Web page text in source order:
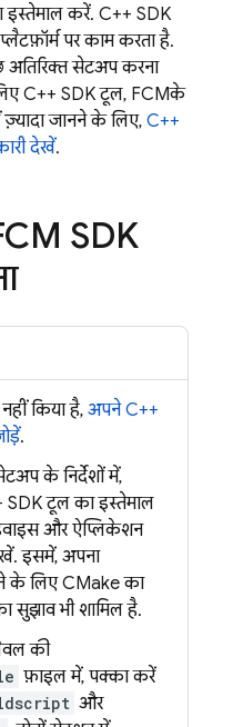
करें. C++ SDK
पर काम करता है.
अतिरिक्त सेटअप करना
C++ SDK टूल, FCMके
जानने के लिए,C++
देखें.
SDK
किया है, अपने C++
.
के निर्देशों में,
SDK टूल का इस्तेमाल
और ऐप्लिकेशन
इसमें, अपना
के लिए CMake का
सुझाव भी शामिल है.
की
फ़ाइल में, पक्का करें
और